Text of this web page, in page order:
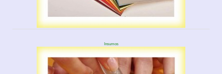
Insumos